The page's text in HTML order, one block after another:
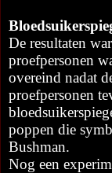
De resultaten
proefpersonen
overeind nadat
proefpersonen
poppen die
Bushman.
Nog een